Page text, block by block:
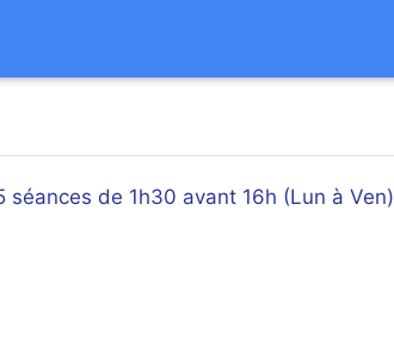
de 1h30 avant 16h (Lun à Ven)